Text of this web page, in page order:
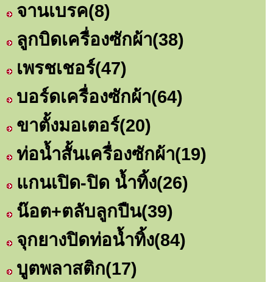
จานเบรค(8)
ลูกบิดเครื่องซักผ้า(38)
เพรชเชอร์(47)
บอร์ดเครื่องซักผ้า(64)
ขาตั้งมอเตอร์(20)
ท่อน้ำสั้นเครื่องซักผ้า(19)
แกนเปิด-ปิด น้ำทิ้ง(26)
น๊อต+ตลับลูกปืน(39)
จุกยางปิดท่อน้ำทิ้ง(84)
บูตพลาสติก(17)